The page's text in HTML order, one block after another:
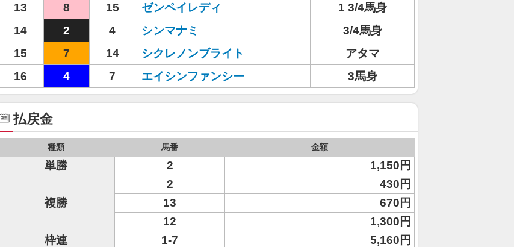
13
8 15 ゼンペイレディ
1 3/4馬身
14
2 4 シンマナミ
3/4馬身
15
7 14 シクレノンブライト
アタマ
16
4 7 エイシンファンシー 3馬身
払戻金
種類 馬番 金額
単勝 2 1,150円
複勝
2
430円
13
670円
12
1,300円
枠連
1-7 5,160円